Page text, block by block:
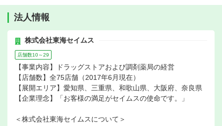
法人情報
株式会社東海セイムス
店舗数10～29
【事業内容】ドラッグストアおよび調剤薬局の経営
【店舗数】全75店舗（2017年6月現在）
【展開エリア】愛知県、三重県、和歌山県、大阪府、奈良県
【企業理念】「お客様の満足がセイムスの使命です。」
＜株式会社東海セイムスについて＞